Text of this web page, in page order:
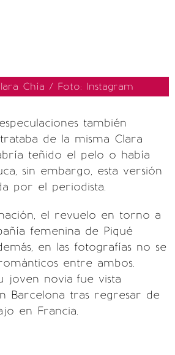
Chía / Foto: Instagram
también
de la misma Clara
teñido el pelo o había
sin embargo, esta versión
por el periodista.
el revuelo en torno a
femenina de Piqué
en las fotografías no se
entre ambos.
joven novia fue vista
Barcelona tras regresar de
en Francia.